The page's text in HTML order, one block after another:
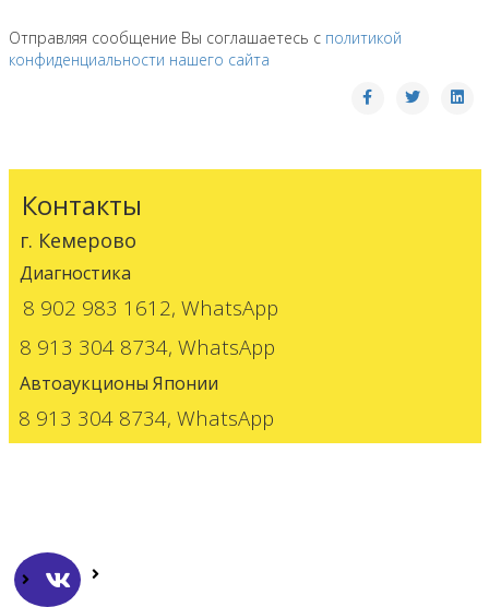
Отправляя сообщение Вы соглашаетесь с политикой
конфиденциальности нашего сайта
Контакты
г. Кемерово
Диагностика
8 902 983 1612, WhatsApp
8 913 304 8734, WhatsApp
Автоаукционы Японии
8 913 304 8734, WhatsApp